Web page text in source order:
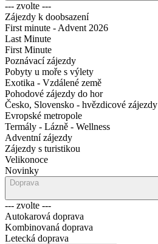
--- zvolte ---
Zájezdy k doobsazení
First minute - Advent 2026
Last Minute
First Minute
Poznávací zájezdy
Pobyty u moře s výlety
Exotika - Vzdálené země
Pohodové zájezdy do hor
Česko, Slovensko - hvězdicové zájezdy
Evropské metropole
Termály - Lázně - Wellness
Adventní zájezdy
Zájezdy s turistikou
Velikonoce
Novinky
Doprava
--- zvolte ---
Autokarová doprava
Kombinovaná doprava
Letecká doprava